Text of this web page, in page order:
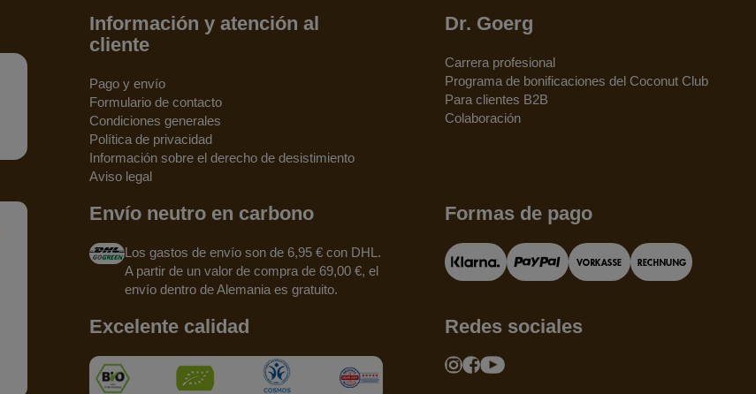
Información y atención al
cliente
Pago y envío
Formulario de contacto
Condiciones generales
Política de privacidad
Información sobre el derecho de desistimiento
Aviso legal
Dr. Goerg
Carrera profesional
Programa de bonificaciones del Coconut Club
Para clientes B2B
Colaboración
Envío neutro en carbono
Los gastos de envío son de 6,95 € con DHL.
A partir de un valor de compra de 69,00 €, el
envío dentro de Alemania es gratuito.
Formas de pago
Excelente calidad Redes sociales